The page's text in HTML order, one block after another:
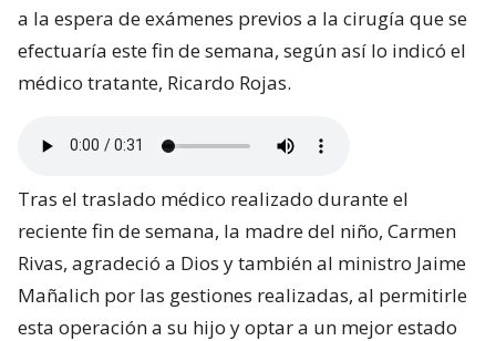
a la espera de exámenes previos a la cirugía que se
efectuaría este fin de semana, según así lo indicó el
médico tratante, Ricardo Rojas.
Tras el traslado médico realizado durante el
reciente fin de semana, la madre del niño, Carmen
Rivas, agradeció a Dios y también al ministro Jaime
Mañalich por las gestiones realizadas, al permitirle
esta operación a su hijo y optar a un mejor estado